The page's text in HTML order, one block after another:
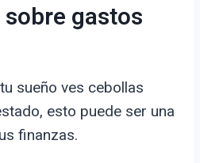
gastos
sueño ves cebollas
esto puede ser una
finanzas.